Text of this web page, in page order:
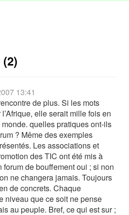
13:41
de plus. Si les mots
elle serait mille fois en
quelles pratiques ont-ils
? Même des exemples
Les associations et
des TIC ont été mis à
forum de bouffement oui ; si non
ne changera jamais. Toujours
de concrets. Chaque
niveau que ce soit ne pense
au peuple. Bref, ce qui est sur ;